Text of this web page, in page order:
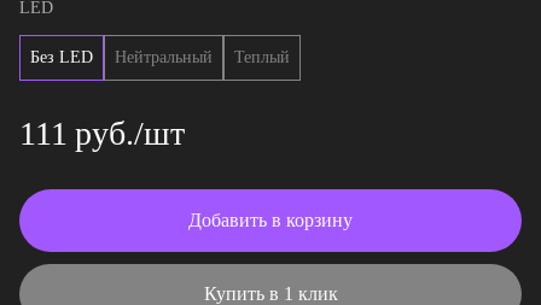
LED
Без LED Нейтральный Теплый
111 руб./шт
Добавить в корзину
Купить в 1 клик